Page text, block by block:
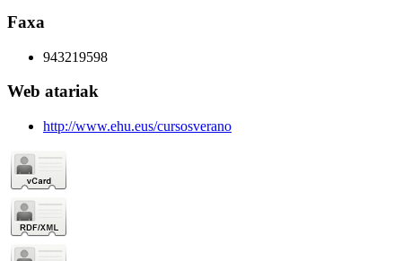
Faxa
943219598
Web atariak
http://www.ehu.eus/cursosverano